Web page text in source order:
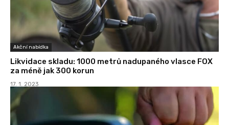
Akční nabídka
Likvidace skladu: 1000 metrů nadupaného vlasce FOX
za méně jak 300 korun
17. 1. 2023